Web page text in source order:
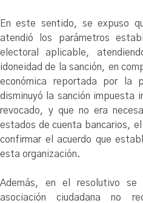
En este sentido, se expuso
atendió los parámetros
electoral aplicable,
idoneidad de la sanción, en
económica reportada por la
disminuyó la sanción impuesta
revocado, y que no era
estados de cuenta bancarios,
confirmar el acuerdo que
esta organización.
Además, en el resolutivo se
asociación ciudadana no